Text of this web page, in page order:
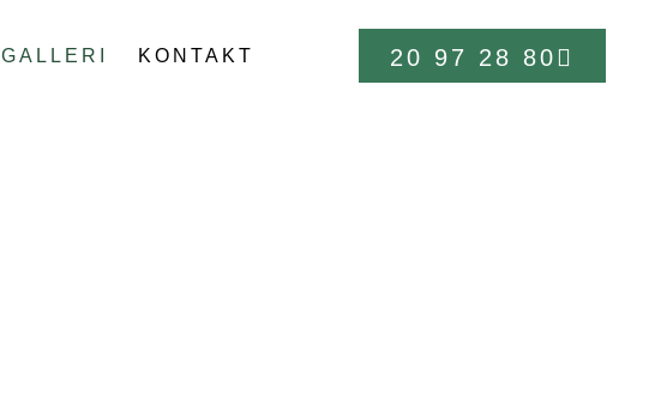
GALLERI KONTAKT 20 97 28 80